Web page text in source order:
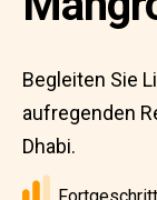
Begleiten Sie
aufregenden
Dhabi.